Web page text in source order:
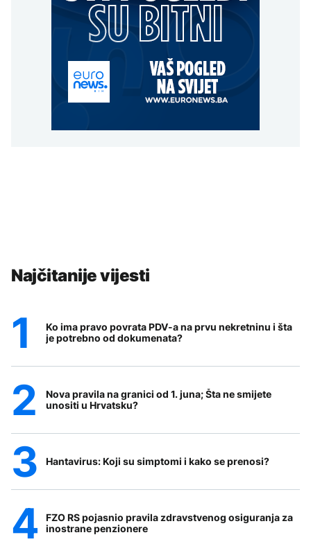
Najčitanije vijesti
Ko ima pravo povrata PDV-a na prvu nekretninu i šta
je potrebno od dokumenata?
Nova pravila na granici od 1. juna; Šta ne smijete
unositi u Hrvatsku?
Hantavirus: Koji su simptomi i kako se prenosi?
FZO RS pojasnio pravila zdravstvenog osiguranja za
inostrane penzionere